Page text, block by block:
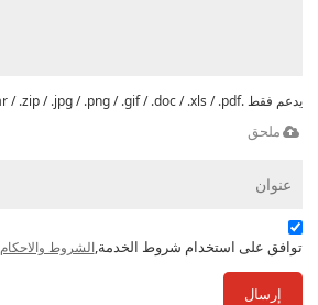
يدعم فقط .rar / .zip / .jpg / .png / .gif / .doc / .xls / .pdf ، بحد أقصى 20 ميجا
ملحق
توافق على استخدام شروط الخدمة,الشروط والاحكام
إرسال